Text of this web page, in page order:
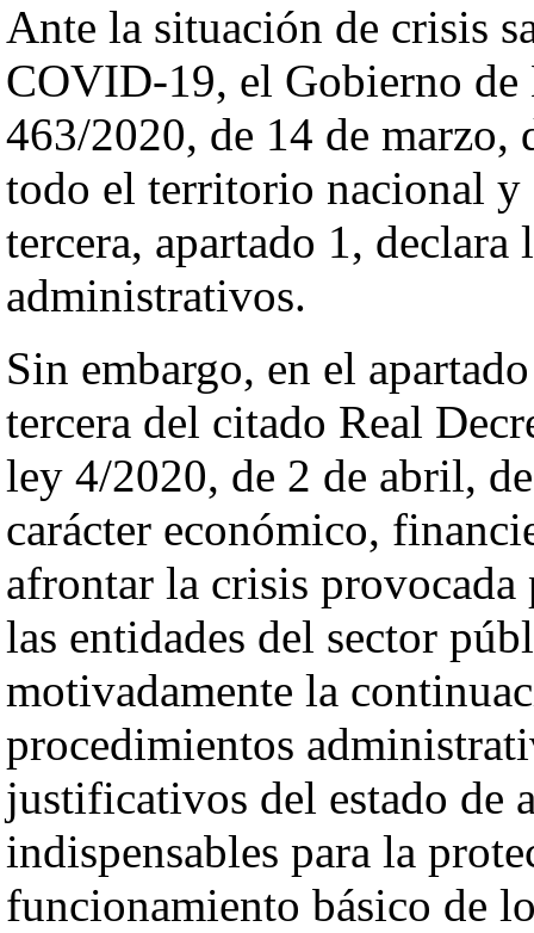
Ante la situación de crisis
COVID-19, el Gobierno de
463/2020, de 14 de marzo,
todo el territorio nacional
tercera, apartado 1, declara
administrativos.
Sin embargo, en el
tercera del citado Real
ley 4/2020, de 2 de abril,
carácter económico,
afrontar la crisis
las entidades del sector
motivadamente la
procedimientos
justificativos del estado de
indispensables para la
funcionamiento básico de